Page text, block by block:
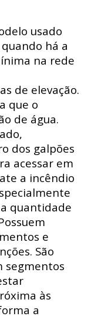
usado
há a
na rede
de elevação.
que o
de água.
dos galpões
acessar em
a incêndio
quantidade
e
São
segmentos
às
a